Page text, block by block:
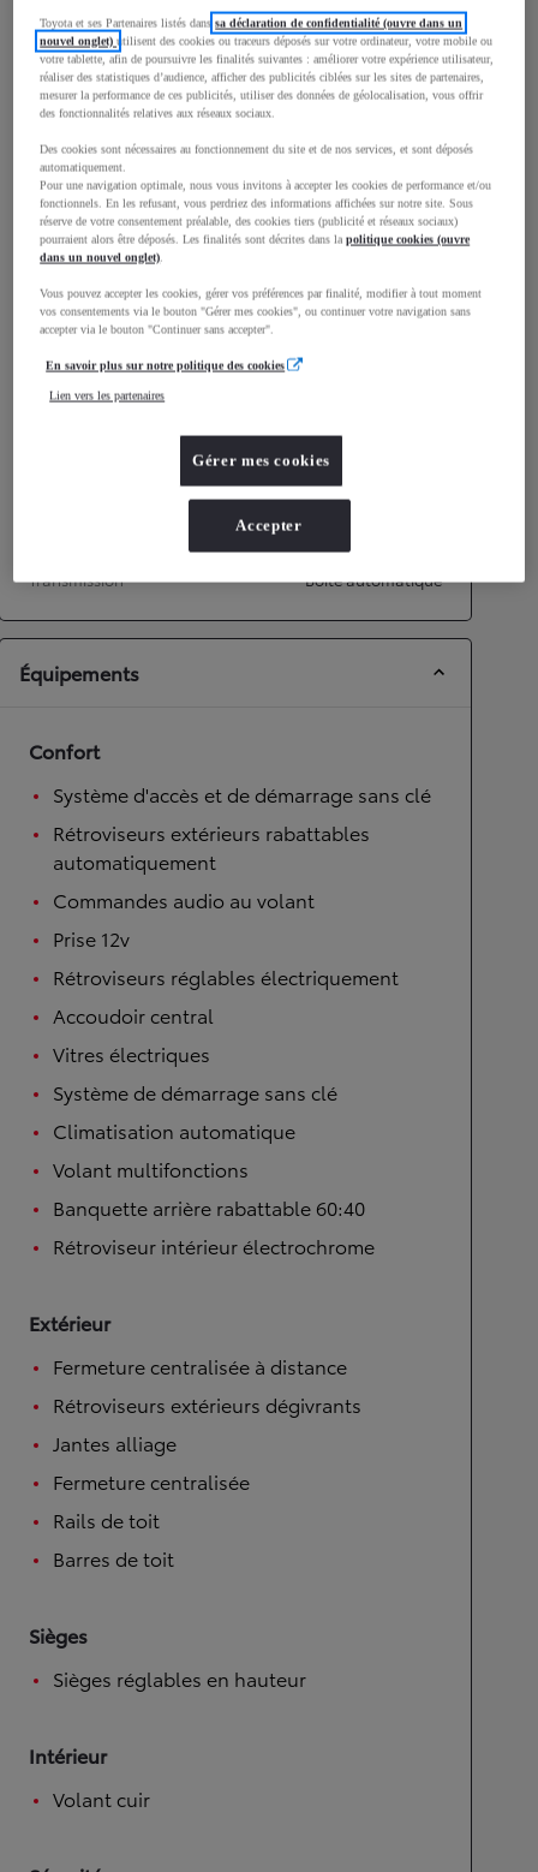
Largeur
1 765mm
Consommation mixte
Émissions CO2
102g/km
Performances
Accélération 0-100km/h
11,2
Roues motrices avant
Transmission
Boîte automatique
Équipements
Confort
Système d'accès et de démarrage sans clé
Rétroviseurs extérieurs rabattables
automatiquement
Commandes audio au volant
Prise 12v
Rétroviseurs réglables électriquement
Accoudoir central
Vitres électriques
Système de démarrage sans clé
Climatisation automatique
Volant multifonctions
Banquette arrière rabattable 60:40
Rétroviseur intérieur électrochrome
Extérieur
Fermeture centralisée à distance
Rétroviseurs extérieurs dégivrants
Jantes alliage
Fermeture centralisée
Rails de toit
Barres de toit
Sièges
Sièges réglables en hauteur
Intérieur
Volant cuir
Toyota et ses Partenaires listés danssa déclaration de confidentialité (ouvre dans un
nouvel onglet)utilisent des cookies ou traceurs déposés sur votre ordinateur, votre mobile ou
votre tablette, afin de poursuivre les finalités suivantes : améliorer votre expérience utilisateur,
réaliser des statistiques d’audience, afficher des publicités ciblées sur les sites de partenaires,
mesurer la performance de ces publicités, utiliser des données de géolocalisation, vous offrir
des fonctionnalités relatives aux réseaux sociaux.
Des cookies sont nécessaires au fonctionnement du site et de nos services, et sont déposés
automatiquement.
Pour une navigation optimale, nous vous invitons à accepter les cookies de performance et/ou
fonctionnels. En les refusant, vous perdriez des informations affichées sur notre site. Sous
réserve de votre consentement préalable, des cookies tiers (publicité et réseaux sociaux)
pourraient alors être déposés. Les finalités sont décrites dans lapolitique cookies (ouvre
dans un nouvel onglet).
Vous pouvez accepter les cookies, gérer vos préférences par finalité, modifier à tout moment
vos consentements via le bouton "Gérer mes cookies", ou continuer votre navigation sans
accepter via le bouton "Continuer sans accepter".
En savoir plus sur notre politique des cookies
Lien vers les partenaires
Gérer mes cookies
Accepter